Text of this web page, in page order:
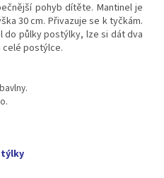
pohyb dítěte. Mantinel je
30 cm. Přivazuje se k tyčkám.
do půlky postýlky, lze si dát dva
celé postýlce.